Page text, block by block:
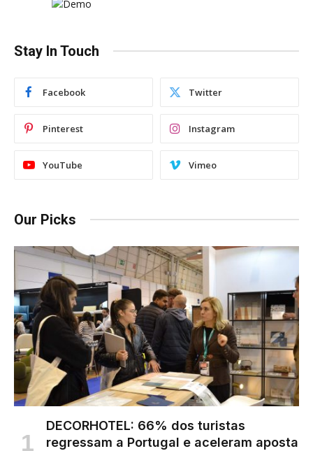
Stay In Touch
Facebook Twitter
Pinterest Instagram
YouTube Vimeo
Our Picks
DECORHOTEL: 66% dos turistas
regressam a Portugal e aceleram aposta